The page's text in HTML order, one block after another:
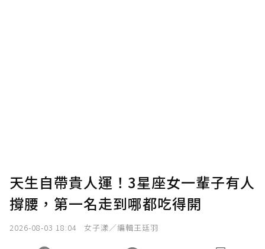
天生自帶貴人運！3星座女一輩子有人
撐腰，第一名走到哪都吃得開
2026-08-03 18:04 女子漾／編輯王廷羽